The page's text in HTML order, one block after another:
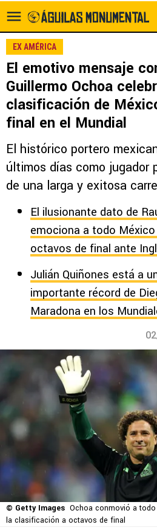
EX AMÉRICA
El emotivo mensaje
Guillermo Ochoa
clasificación de
final en el Mundial
El histórico portero
últimos días como jugador
de una larga y exitosa
El ilusionante dato de
emociona a todo
octavos de final ante
Julián Quiñones está a
importante récord de
Maradona en los
© Getty Images Ochoa conmovió a
la clasificación a octavos de final